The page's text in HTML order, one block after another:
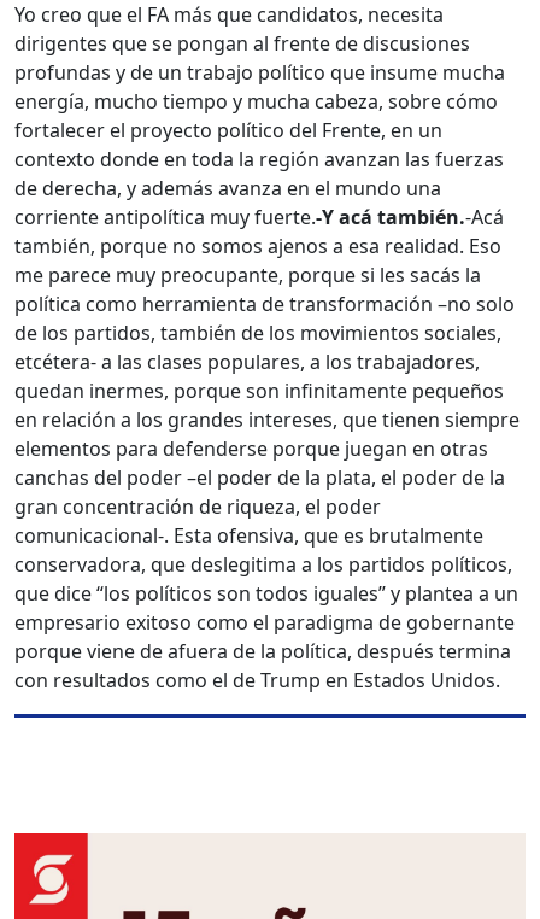
Yo creo que el FA más que candidatos, necesita
dirigentes que se pongan al frente de discusiones
profundas y de un trabajo político que insume mucha
energía, mucho tiempo y mucha cabeza, sobre cómo
fortalecer el proyecto político del Frente, en un
contexto donde en toda la región avanzan las fuerzas
de derecha, y además avanza en el mundo una
corriente antipolítica muy fuerte.-Y acá también.-Acá
también, porque no somos ajenos a esa realidad. Eso
me parece muy preocupante, porque si les sacás la
política como herramienta de transformación –no solo
de los partidos, también de los movimientos sociales,
etcétera- a las clases populares, a los trabajadores,
quedan inermes, porque son infinitamente pequeños
en relación a los grandes intereses, que tienen siempre
elementos para defenderse porque juegan en otras
canchas del poder –el poder de la plata, el poder de la
gran concentración de riqueza, el poder
comunicacional-. Esta ofensiva, que es brutalmente
conservadora, que deslegitima a los partidos políticos,
que dice “los políticos son todos iguales” y plantea a un
empresario exitoso como el paradigma de gobernante
porque viene de afuera de la política, después termina
con resultados como el de Trump en Estados Unidos.